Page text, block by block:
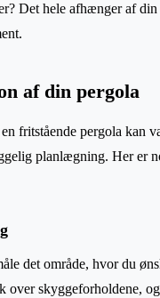
Det hele afhænger af
af din pergola
fritstående pergola kan
planlægning. Her er
det område, hvor du
over skyggeforholdene,